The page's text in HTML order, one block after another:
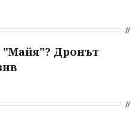
"Майя"? Дронът